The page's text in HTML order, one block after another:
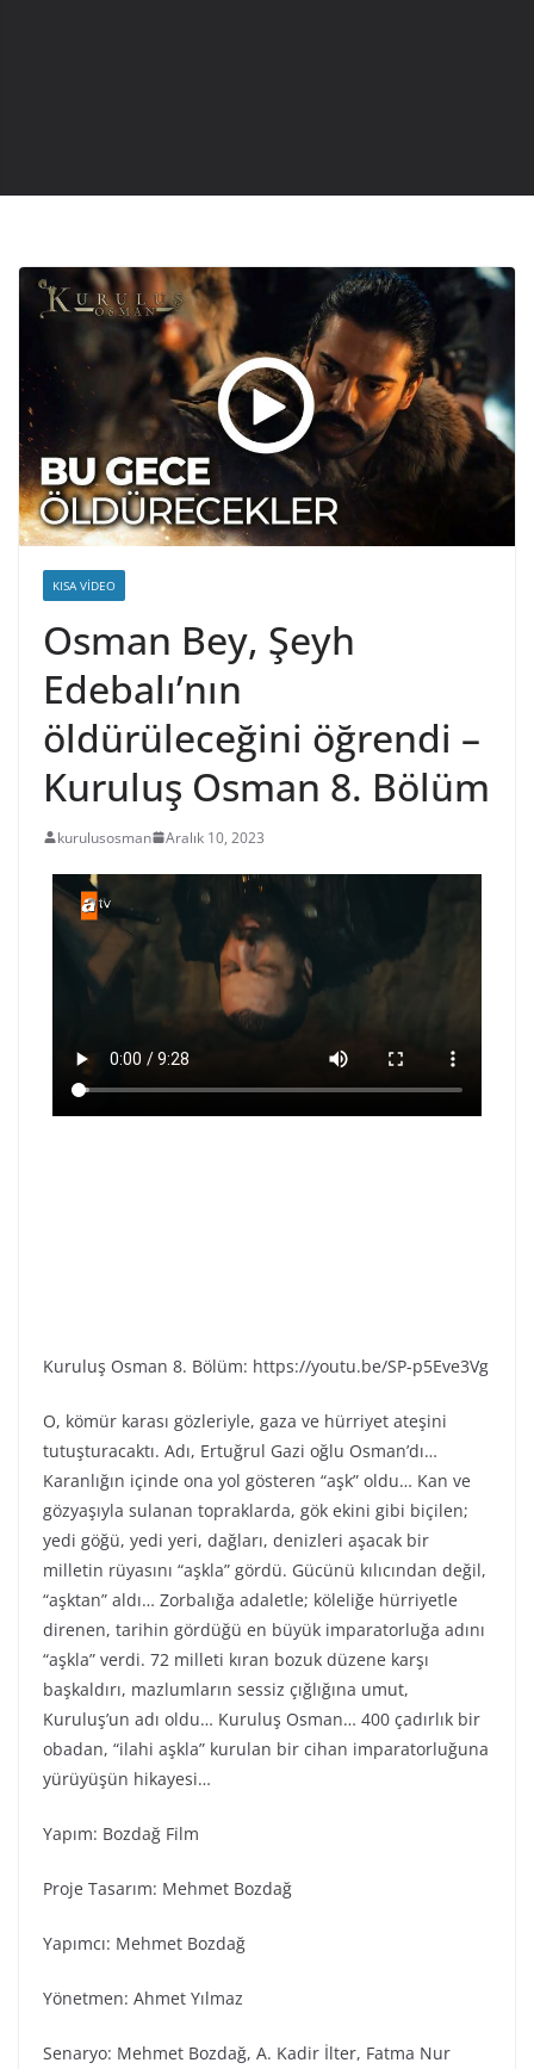
KISA VIDEO
Osman Bey, Şeyh
Edebalı’nın
öldürüleceğini öğrendi –
Kuruluş Osman 8. Bölüm
kurulusosman Aralık 10, 2023
Kuruluş Osman 8. Bölüm: https://youtu.be/SP-p5Eve3Vg
O, kömür karası gözleriyle, gaza ve hürriyet ateşini
tutuşturacaktı. Adı, Ertuğrul Gazi oğlu Osman’dı…
Karanlığın içinde ona yol gösteren “aşk” oldu… Kan ve
gözyaşıyla sulanan topraklarda, gök ekini gibi biçilen;
yedi göğü, yedi yeri, dağları, denizleri aşacak bir
milletin rüyasını “aşkla” gördü. Gücünü kılıcından değil,
“aşktan” aldı… Zorbalığa adaletle; köleliğe hürriyetle
direnen, tarihin gördüğü en büyük imparatorluğa adını
“aşkla” verdi. 72 milleti kıran bozuk düzene karşı
başkaldırı, mazlumların sessiz çığlığına umut,
Kuruluş’un adı oldu… Kuruluş Osman… 400 çadırlık bir
obadan, “ilahi aşkla” kurulan bir cihan imparatorluğuna
yürüyüşün hikayesi…
Yapım: Bozdağ Fi̇lm
Proje Tasarım: Mehmet Bozdağ
Yapımcı: Mehmet Bozdağ
Yönetmen: Ahmet Yılmaz
Senaryo: Mehmet Bozdağ, A. Kadir İlter, Fatma Nur